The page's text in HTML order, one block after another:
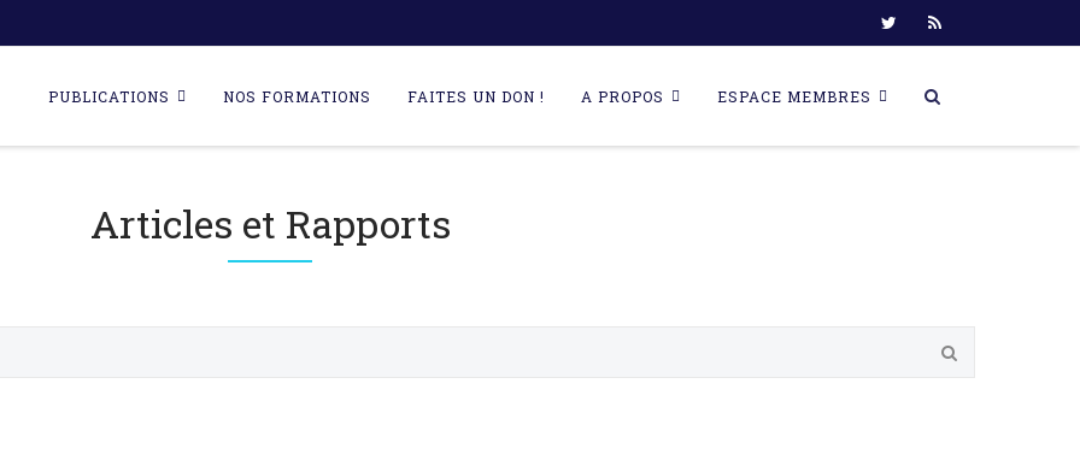
content
PUBLICATIONS NOS FORMATIONS FAITES UN DON ! A PROPOS ESPACE MEMBRES
Articles et Rapports